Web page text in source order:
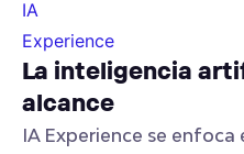
La inteligencia
alcance
IA Experience se enfoca